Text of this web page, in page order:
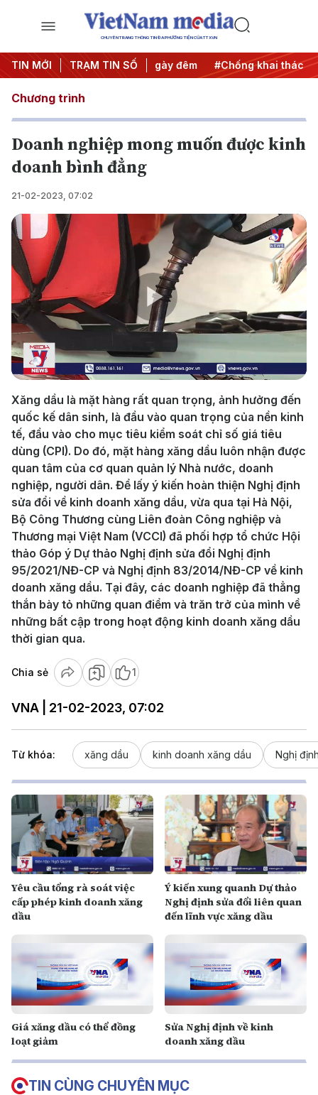
CHUYÊN TRANG THÔNG TIN ĐA PHƯƠNG TIỆN CỦA TTXVN
TIN MỚI TRẠM TIN SỐ
#Chiến dịch 500 ngày đêm #Chống khai thác IUU
Chương trình
Doanh nghiệp mong muốn được kinh
doanh bình đẳng
21-02-2023, 07:02
Play
Video
Xăng dầu là mặt hàng rất quan trọng, ảnh hưởng đến
quốc kế dân sinh, là đầu vào quan trọng của nền kinh
tế, đầu vào cho mục tiêu kiểm soát chỉ số giá tiêu
dùng (CPI). Do đó, mặt hàng xăng dầu luôn nhận được
quan tâm của cơ quan quản lý Nhà nước, doanh
nghiệp, người dân. Để lấy ý kiến hoàn thiện Nghị định
sửa đổi về kinh doanh xăng dầu, vừa qua tại Hà Nội,
Bộ Công Thương cùng Liên đoàn Công nghiệp và
Thương mại Việt Nam (VCCI) đã phối hợp tổ chức Hội
thảo Góp ý Dự thảo Nghị định sửa đổi Nghị định
95/2021/NĐ-CP và Nghị định 83/2014/NĐ-CP về kinh
doanh xăng dầu. Tại đây, các doanh nghiệp đã thẳng
thắn bày tỏ những quan điểm và trăn trở của mình về
những bất cập trong hoạt động kinh doanh xăng dầu
thời gian qua.
Chia sẻ 1
VNA | 21-02-2023, 07:02
Từ khóa: xăng dầu kinh doanh xăng dầu Nghị
Yêu cầu tổng rà soát việc
cấp phép kinh doanh xăng
dầu
Ý kiến xung quanh Dự thảo
Nghị định sửa đổi liên quan
đến lĩnh vực xăng dầu
Giá xăng dầu có thể đồng
loạt giảm
Sửa Nghị định về kinh
doanh xăng dầu
TIN CÙNG CHUYÊN MỤC